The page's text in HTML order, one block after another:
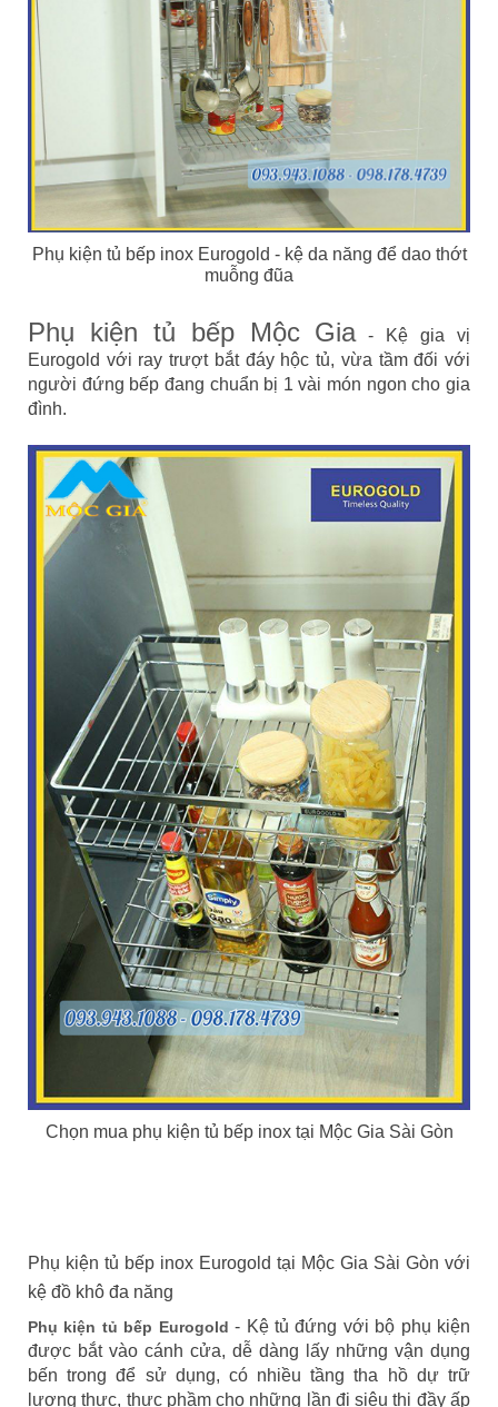
Phụ kiện tủ bếp inox Eurogold - kệ da năng để dao thớt
muỗng đũa
Phụ kiện tủ bếp Mộc Gia- Kệ gia vị
Eurogold với ray trượt bắt đáy hộc tủ, vừa tầm đối với
người đứng bếp đang chuẩn bị 1 vài món ngon cho gia
đình.
Chọn mua phụ kiện tủ bếp inox tại Mộc Gia Sài Gòn
Phụ kiện tủ bếp inox Eurogold tại Mộc Gia Sài Gòn với
kệ đồ khô đa năng
Phụ kiện tủ bếp Eurogold - Kệ tủ đứng với bộ phụ kiện
được bắt vào cánh cửa, dễ dàng lấy những vận dụng
bến trong để sử dụng, có nhiều tầng tha hồ dự trữ
lương thực, thực phầm cho những lần đi siêu thị đầy ấp